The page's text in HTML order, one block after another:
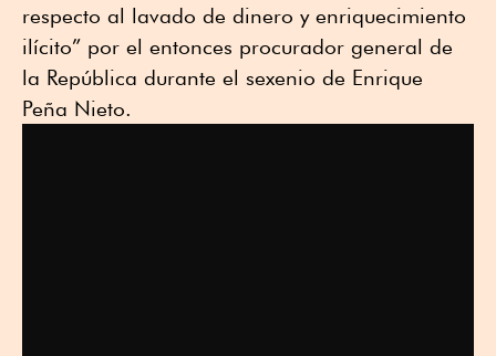
respecto al lavado de dinero y enriquecimiento
ilícito” por el entonces procurador general de
la República durante el sexenio de Enrique
Peña Nieto.